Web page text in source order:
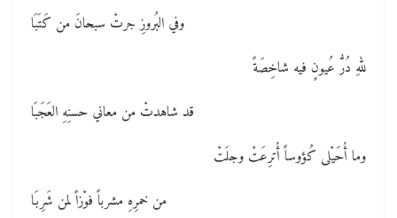
وفي البُروزِ جرتْ سبحانَ من كَتَبَا
للهِ دُرُّ عُيونٍ فيه شاخِصَةً
قد شاهدتْ من معاني حسنِهِ العَجَبَا
وما أُحَيْلى كُؤوساً أُترِعَتْ وجلَتْ
من خمرِهِ مشرباً فوْزاً لمن شَرِبَا